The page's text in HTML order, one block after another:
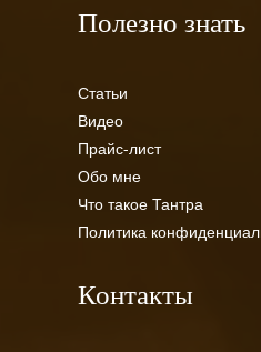
Полезно знать
Статьи
Видео
Прайс-лист
Обо мне
Что такое Тантра
Политика
Контакты